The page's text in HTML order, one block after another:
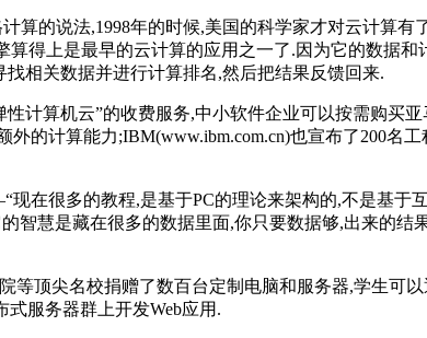
的说法,1998年的时候,美国的科学家才对云计算有
得上是最早的云计算的应用之一了.因为它的数据和
相关数据并进行计算排名,然后把结果反馈回来.
计算机云”的收费服务,中小软件企业可以按需购买
的计算能力;IBM(www.ibm.com.cn)也宣布了200名
在很多的教程,是基于PC的理论来架构的,不是基于
慧是藏在很多的数据里面,你只要数据够,出来的结
顶尖名校捐赠了数百台定制电脑和服务器,学生可
服务器群上开发Web应用.